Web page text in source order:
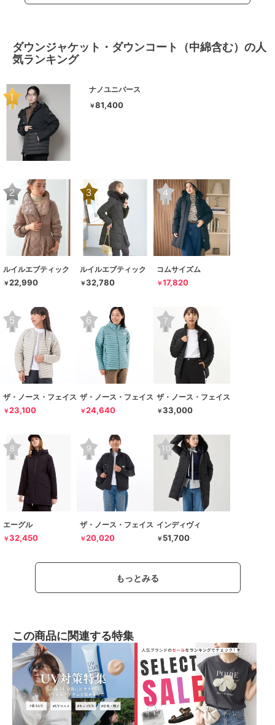
ダウンジャケット・ダウンコート（中綿含む）の人
気ランキング
ナノユニバース
￥81,400
ルイルエブティック
￥22,990
ルイルエブティック
￥32,780
コムサイズム
￥17,820
ザ・ノース・フェイス
￥23,100
ザ・ノース・フェイス
￥24,640
ザ・ノース・フェイス
￥33,000
エーグル
￥32,450
ザ・ノース・フェイス
￥20,020
インディヴィ
￥ 51,700
もっとみる
この商品に関連する特集